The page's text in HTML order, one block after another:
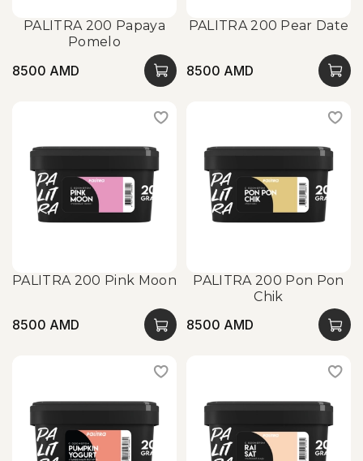
PALITRA 200 Papaya
Pomelo
8500 AMD
PALITRA 200 Pear Date
8500 AMD
PALITRA 200 Pink Moon
8500 AMD
PALITRA 200 Pon Pon
Chik
8500 AMD